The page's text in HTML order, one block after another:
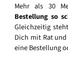
Mehr als 30
Bestellung so
Gleichzeitig
Dich mit Rat
eine Bestellung